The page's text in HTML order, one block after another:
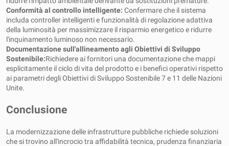
Conformità al controllo intelligente: Confermare che il sistema
includa controller intelligenti e funzionalità di regolazione adattiva
della luminosità per massimizzare il risparmio energetico e ridurre
l'inquinamento luminoso non necessario.
Documentazione sull'allineamento agli Obiettivi di Sviluppo
Sostenibile:Richiedere ai fornitori una documentazione che mappi
esplicitamente il ciclo di vita del prodotto e i benefici operativi rispetto
ai parametri degli Obiettivi di Sviluppo Sostenibile 7 e 11 delle Nazioni
Unite.
Conclusione
La modernizzazione delle infrastrutture pubbliche richiede soluzioni
che si trovino all'incrocio tra affidabilità tecnica, prudenza finanziaria